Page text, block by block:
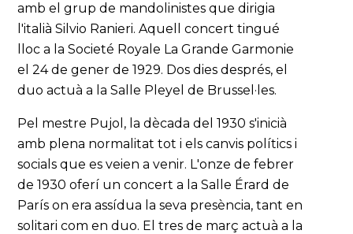
amb el grup de mandolinistes que dirigia
l'italià Silvio Ranieri. Aquell concert tingué
lloc a la Societé Royale La Grande Garmonie
el 24 de gener de 1929. Dos dies després, el
duo actuà a la Salle Pleyel de Brussel·les.
Pel mestre Pujol, la dècada del 1930 s'inicià
amb plena normalitat tot i els canvis polítics i
socials que es veien a venir. L'onze de febrer
de 1930 oferí un concert a la Salle Érard de
París on era assídua la seva presència, tant en
solitari com en duo. El tres de març actuà a la